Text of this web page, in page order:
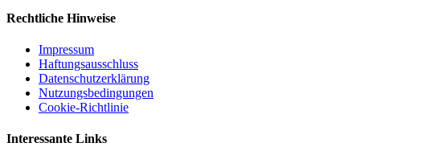
Rechtliche Hinweise
Impressum
Haftungsausschluss
Datenschutzerklärung
Nutzungsbedingungen
Cookie-Richtlinie
Interessante Links